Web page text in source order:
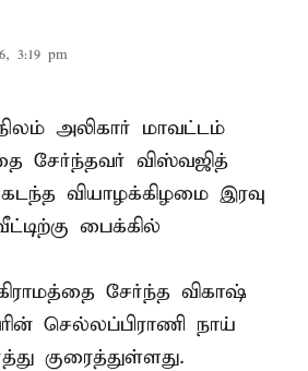
3:19 pm
அலிகார் மாவட்டம்
சேர்ந்தவர் விஸ்வஜித்
வியாழக்கிழமை இரவு
பைக்கில்
சேர்ந்த விகாஷ்
செல்லப்பிராணி நாய்
குரைத்துள்ளது.